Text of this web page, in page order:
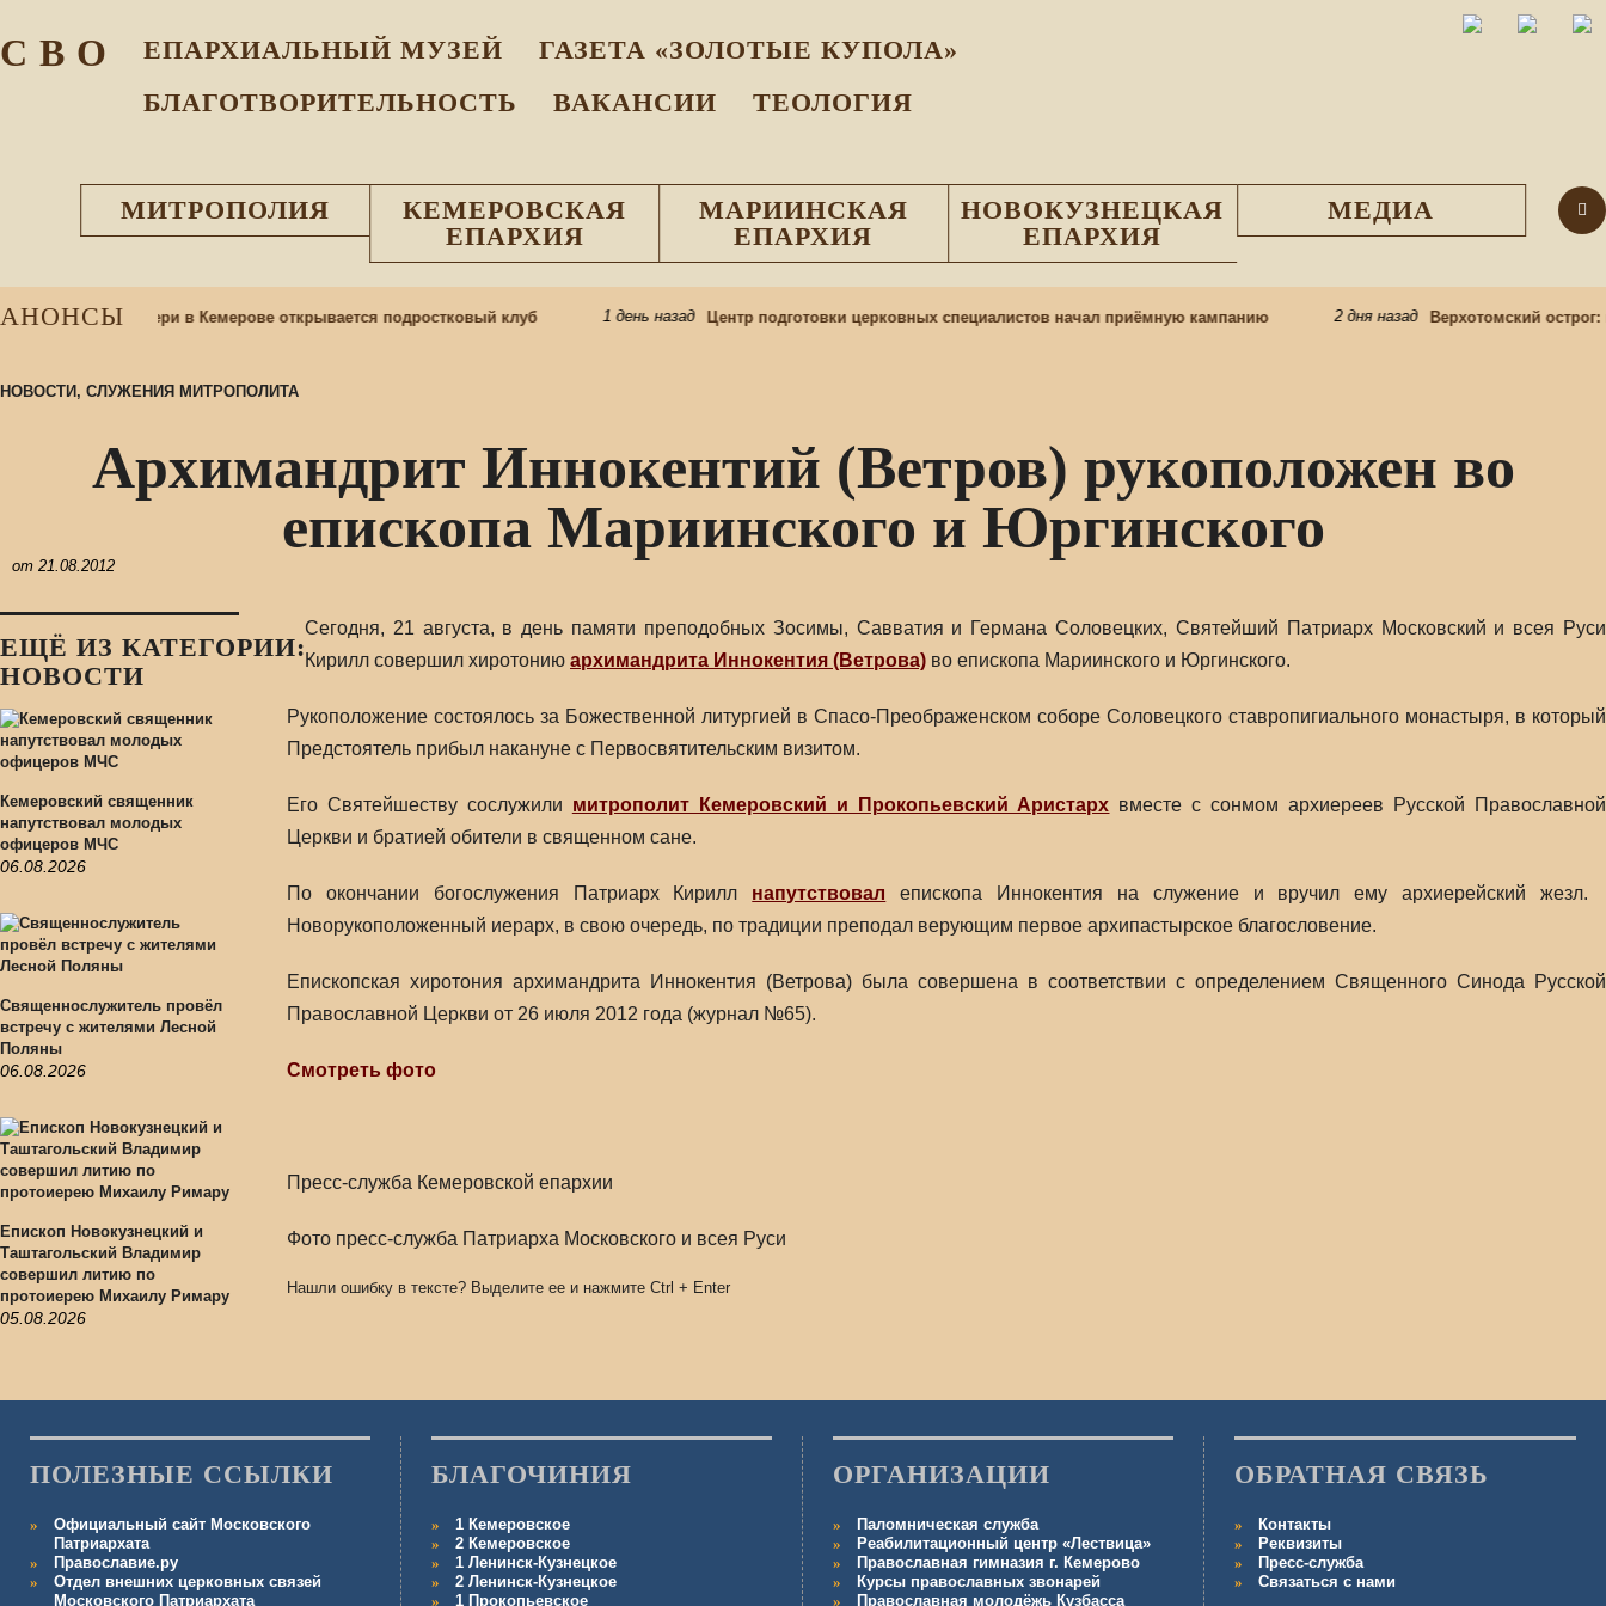
С В О ЕПАРХИАЛЬНЫЙ МУЗEЙ
ГАЗЕТА «ЗОЛОТЫЕ КУПОЛА»
БЛАГОТВОРИТЕЛЬНОСТЬ
ВАКАНСИИ ТЕОЛОГИЯ
МИТРОПОЛИЯ
КЕМЕРОВСКАЯ
ЕПАРХИЯ
МАРИИНСКАЯ
ЕПАРХИЯ
НОВОКУЗНЕЦКАЯ
ЕПАРХИЯ
МЕДИА
АНОНСЫ
Божией Матери в Кемерове открывается подростковый клуб 1 день назад Центр подготовки церковных специалистов начал приёмную кампанию 2 дня назад Верхотомский острог: в
НОВОСТИ , СЛУЖЕНИЯ МИТРОПОЛИТА
Архимандрит Иннокентий (Ветров) рукоположен во
епископа Мариинского и Юргинского
от 21.08.2012
ЕЩЁ ИЗ КАТЕГОРИИ:
НОВОСТИ
Кемеровский священник
напутствовал молодых
офицеров МЧС
06.08.2026
Священнослужитель провёл
встречу с жителями Лесной
Поляны
06.08.2026
Епископ Новокузнецкий и
Таштагольский Владимир
совершил литию по
протоиерею Михаилу Римару
05.08.2026
Сегодня, 21 августа, в день памяти преподобных Зосимы, Савватия и Германа Соловецких, Святейший Патриарх Московский и всея Руси
Кирилл совершил хиротонию архимандрита Иннокентия (Ветрова) во епископа Мариинского и Юргинского.
Рукоположение состоялось за Божественной литургией в Спасо-Преображенском соборе Соловецкого ставропигиального монастыря, в который
Предстоятель прибыл накануне с Первосвятительским визитом.
Его Святейшеству сослужили митрополит Кемеровский и Прокопьевский Аристарх вместе с сонмом архиереев Русской Православной
Церкви и братией обители в священном сане.
По окончании богослужения Патриарх Кирилл напутствовал епископа Иннокентия на служение и вручил ему архиерейский жезл.
Новорукоположенный иерарх, в свою очередь, по традиции преподал верующим первое архипастырское благословение.
Епископская хиротония архимандрита Иннокентия (Ветрова) была совершена в соответствии с определением Священного Синода Русской
Православной Церкви от 26 июля 2012 года (журнал №65).
Смотреть фото
Пресс-служба Кемеровской епархии
Фото пресс-служба Патриарха Московского и всея Руси
Нашли ошибку в тексте? Выделите ее и нажмите Ctrl + Enter
ПОЛЕЗНЫЕ ССЫЛКИ
Официальный сайт Московского
Патриархата
Православие.ру
Отдел внешних церковных связей
Московского Патриархата
БЛАГОЧИНИЯ
1 Кемеровское
2 Кемеровское
1 Ленинск-Кузнецкое
2 Ленинск-Кузнецкое
1 Прокопьевское
ОРГАНИЗАЦИИ
Паломническая служба
Реабилитационный центр «Лествица»
Православная гимназия г. Кемерово
Курсы православных звонарей
Православная молодёжь Кузбасса
ОБРАТНАЯ СВЯЗЬ
Контакты
Реквизиты
Пресс-служба
Связаться с нами